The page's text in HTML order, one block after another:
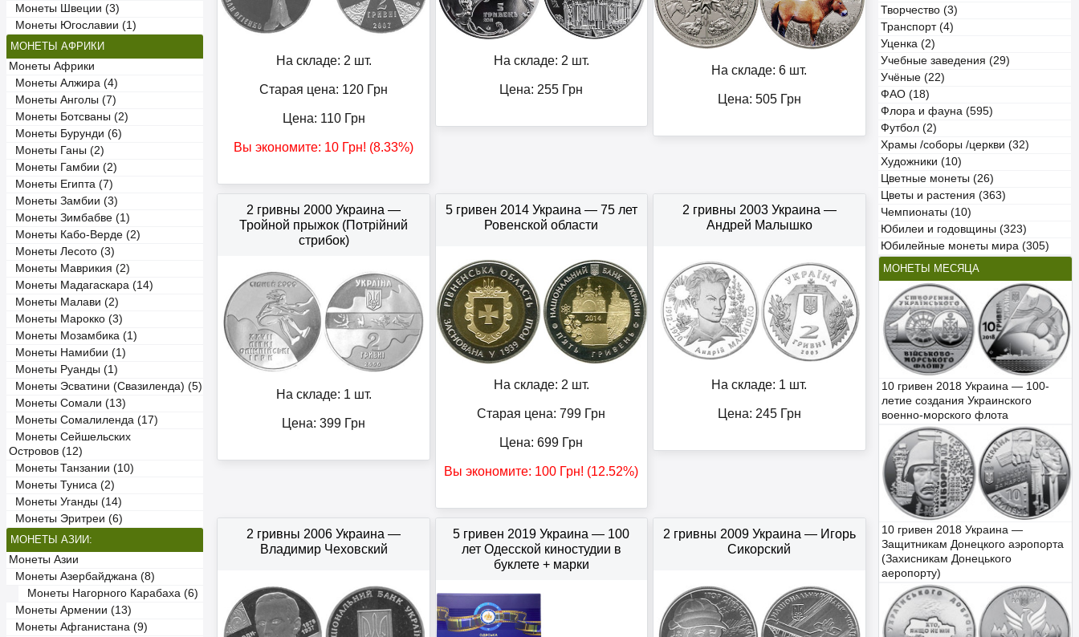
Монеты Швеции (3)
Монеты Югославии (1)
МОНЕТЫ АФРИКИ
Монеты Африки
Монеты Алжира (4)
Монеты Анголы (7)
Монеты Ботсваны (2)
Монеты Бурунди (6)
Монеты Ганы (2)
Монеты Гамбии (2)
Монеты Египта (7)
Монеты Замбии (3)
Монеты Зимбабве (1)
Монеты Кабо-Верде (2)
Монеты Лесото (3)
Монеты Маврикия (2)
Монеты Мадагаскара (14)
Монеты Малави (2)
Монеты Марокко (3)
Монеты Мозамбика (1)
Монеты Намибии (1)
Монеты Руанды (1)
Монеты Эсватини (Свазиленда) (5)
Монеты Сомали (13)
Монеты Сомалиленда (17)
Монеты Сейшельских
Островов (12)
Монеты Танзании (10)
Монеты Туниса (2)
Монеты Уганды (14)
Монеты Эритреи (6)
МОНЕТЫ АЗИИ:
Монеты Азии
Монеты Азербайджана (8)
Монеты Нагорного Карабаха (6)
Монеты Армении (13)
Монеты Афганистана (9)
Творчество (3)
Транспорт (4)
Уценка (2)
Учебные заведения (29)
Учёные (22)
ФАО (18)
Флора и фауна (595)
Футбол (2)
Храмы /соборы /церкви (32)
Художники (10)
Цветные монеты (26)
Цветы и растения (363)
Чемпионаты (10)
Юбилеи и годовщины (323)
Юбилейные монеты мира (305)
МОНЕТЫ МЕСЯЦА
10 гривен 2018 Украина — 100-
летие создания Украинского
военно-морского флота
10 гривен 2018 Украина —
Защитникам Донецкого аэропорта
(Захисникам Донецького
аеропорту)
На складе: 2 шт.
Старая цена: 120 Грн
Цена: 110Грн
Вы экономите: 10 Грн! (8.33%)
На складе: 2 шт.
Цена: 255 Грн
На складе: 6 шт.
Цена: 505Грн
2 гривны 2000 Украина —
Тройной прыжок (Потрійний
стрибок)
На складе: 1 шт.
Цена:399 Грн
5 гривен 2014 Украина — 75 лет
Ровенской области
На складе: 2 шт.
Старая цена: 799 Грн
Цена:699 Грн
Вы экономите: 100 Грн! (12.52%)
2 гривны 2003 Украина —
Андрей Малышко
На складе: 1 шт.
Цена: 245Грн
2 гривны 2006 Украина —
Владимир Чеховский
5 гривен 2019 Украина — 100
лет Одесской киностудии в
буклете + марки
2 гривны 2009 Украина — Игорь
Сикорский